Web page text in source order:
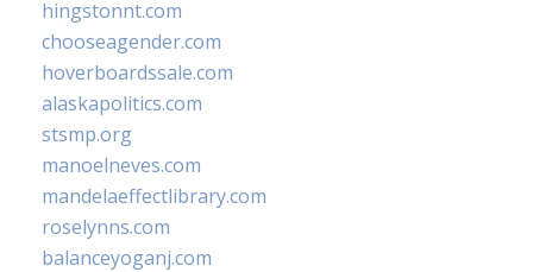
hingstonnt.com
chooseagender.com
hoverboardssale.com
alaskapolitics.com
stsmp.org
manoelneves.com
mandelaeffectlibrary.com
roselynns.com
balanceyoganj.com